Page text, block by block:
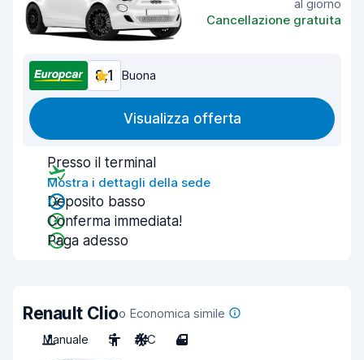
al giorno
Cancellazione gratuita
8,1 Buona
Visualizza offerta
Presso il terminal
Mostra i dettagli della sede
Deposito basso
Conferma immediata!
Paga adesso
Renault Clioo Economica simile
Manuale
5 A/C 4